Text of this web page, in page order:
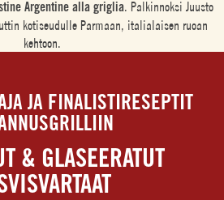
Argentine alla griglia . Palkinnoksi Juusto
kotiseudulle Parmaan, italialaisen ruoan
kehtoon.
JA FINALISTIRESEPTIT
& GLASEERATUT